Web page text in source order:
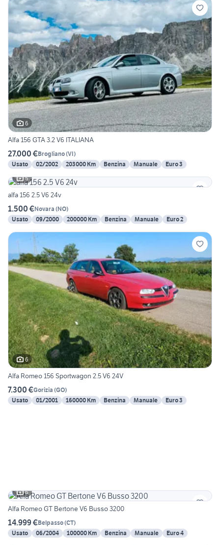
6
Alfa 156 GTA 3.2 V6 ITALIANA
27.000 €Brogliano(VI)
Usato
02/2002 203000 Km Benzina Manuale
Euro 3
5
alfa 156 2.5 V6 24v
1.500 €Novara (NO)
Usato
09/2000 200000 Km Benzina Manuale Euro 2
6
Alfa Romeo 156 Sportwagon 2.5 V6 24V
7.300 €Gorizia (GO)
Usato
01/2001 160000 Km Benzina Manuale Euro 3
6
Alfa Romeo GT Bertone V6 Busso 3200
14.999 €Belpasso(CT)
Usato
06/2004 100000 Km Benzina Manuale Euro 4